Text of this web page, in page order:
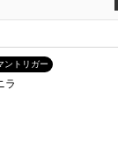
ントリガー
ラ